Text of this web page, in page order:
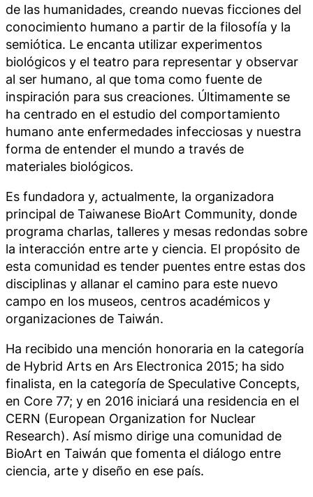
de las humanidades, creando nuevas ficciones del
conocimiento humano a partir de la filosofía y la
semiótica. Le encanta utilizar experimentos
biológicos y el teatro para representar y observar
al ser humano, al que toma como fuente de
inspiración para sus creaciones. Últimamente se
ha centrado en el estudio del comportamiento
humano ante enfermedades infecciosas y nuestra
forma de entender el mundo a través de
materiales biológicos.
Es fundadora y, actualmente, la organizadora
principal de Taiwanese BioArt Community, donde
programa charlas, talleres y mesas redondas sobre
la interacción entre arte y ciencia. El propósito de
esta comunidad es tender puentes entre estas dos
disciplinas y allanar el camino para este nuevo
campo en los museos, centros académicos y
organizaciones de Taiwán.
Ha recibido una mención honoraria en la categoría
de Hybrid Arts en Ars Electronica 2015; ha sido
finalista, en la categoría de Speculative Concepts,
en Core 77; y en 2016 iniciará una residencia en el
CERN (European Organization for Nuclear
Research). Así mismo dirige una comunidad de
BioArt en Taiwán que fomenta el diálogo entre
ciencia, arte y diseño en ese país.